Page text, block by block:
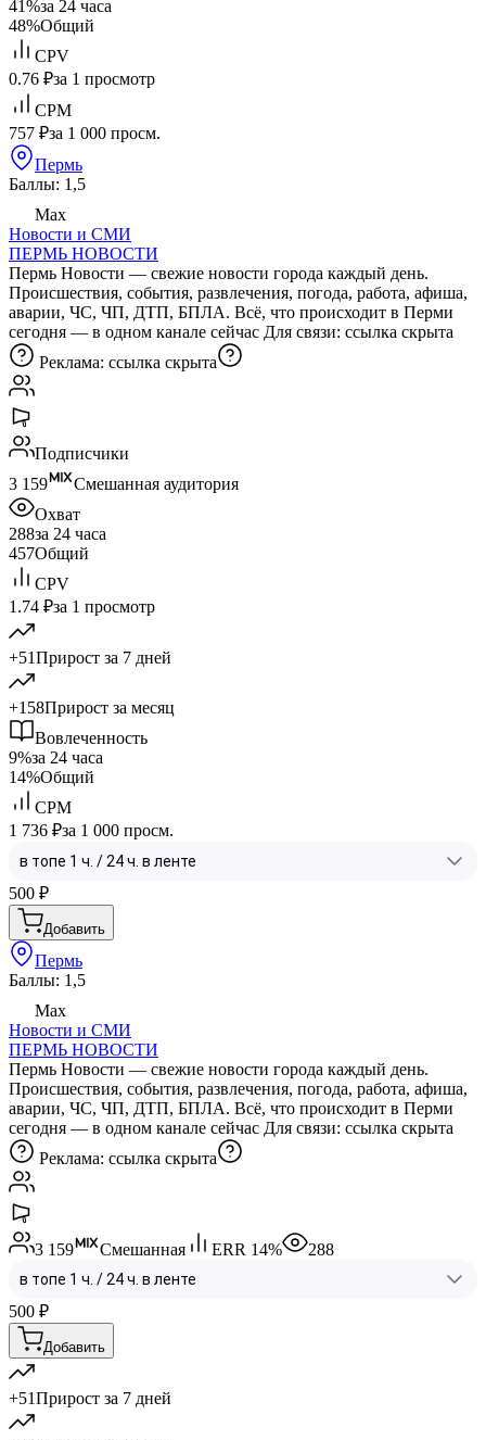
41%за 24 часа
48%Общий
CPV
0.76 ₽за 1 просмотр
CPM
757 ₽за 1 000 просм.
Пермь
Баллы: 1,5
Max
Новости и СМИ
ПЕРМЬ НОВОСТИ
Пермь Новости — свежие новости города каждый день.
Происшествия, события, развлечения, погода, работа, афиша,
аварии, ЧС, ЧП, ДТП, БПЛА. Всё, что происходит в Перми
сегодня — в одном канале сейчас Для связи: ссылка скрыта
Реклама: ссылка скрыта
Подписчики
3 159
Смешанная аудитория
Охват
288за 24 часа
457Общий
CPV
1.74 ₽за 1 просмотр
+51Прирост за 7 дней
+158Прирост за месяц
Вовлеченность
9%за 24 часа
14%Общий
CPM
1 736 ₽за 1 000 просм.
500 ₽
Добавить
Пермь
Баллы: 1,5
Max
Новости и СМИ
ПЕРМЬ НОВОСТИ
Пермь Новости — свежие новости города каждый день.
Происшествия, события, развлечения, погода, работа, афиша,
аварии, ЧС, ЧП, ДТП, БПЛА. Всё, что происходит в Перми
сегодня — в одном канале сейчас Для связи: ссылка скрыта
Реклама: ссылка скрыта
3 159 Смешанная ERR 14% 288
500 ₽
Добавить
+51Прирост за 7 дней